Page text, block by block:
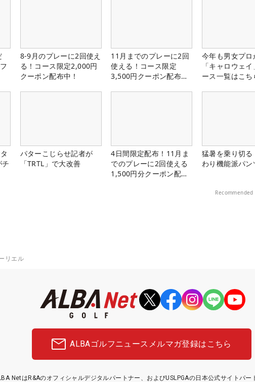
8-9月のプレーに2回使え
る！コース限定2,000円
クーポン配布中！
11月までのプレーに2回
使える！コース限定
3,500円クーポン配布
今年も男女プロ
「キャロウェ
ース一覧はこち
パターこじらせ記者が
「TRTL」で大改善
4日間限定配布！11月ま
でのプレーに2回使える
1,500円分クーポン配布
猛暑を乗り切る
わり機能派パン
Recommended
リエル
ALBAゴルフニュース メルマガ登録はこちら
NetはR&Aのオフィシャルデジタルパートナー、およびUSLPGAの日本公式サイトパー